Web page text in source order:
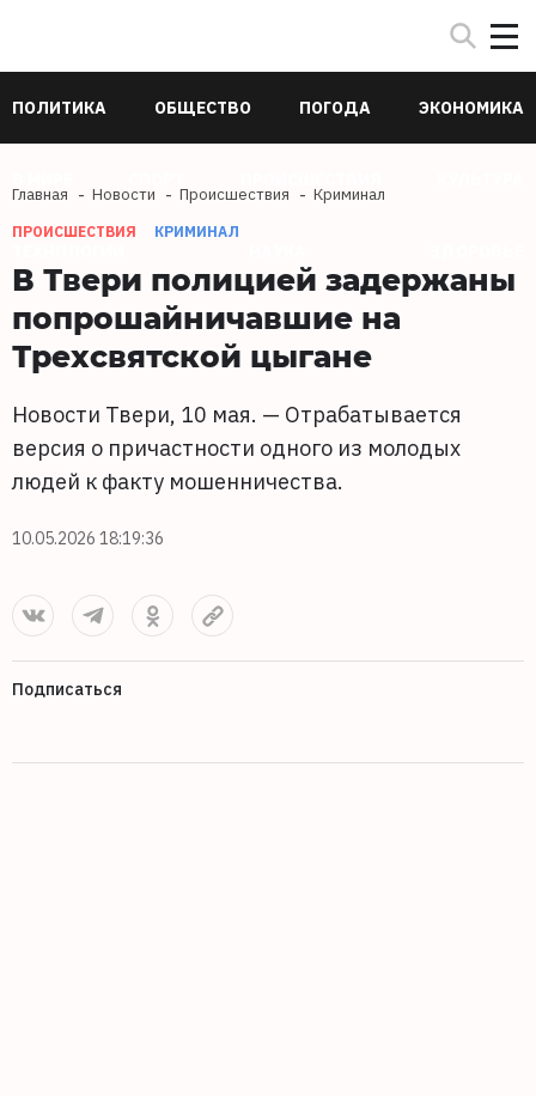
ПОЛИТИКА ОБЩЕСТВО ПОГОДА ЭКОНОМИКА
Главная Новости Происшествия Криминал
ПРОИСШЕСТВИЯ КРИМИНАЛ
В Твери полицией задержаны
попрошайничавшие на
Трехсвятской цыгане
Новости Твери, 10 мая. — Отрабатывается
версия о причастности одного из молодых
людей к факту мошенничества.
10.05.2026 18:19:36
Подписаться